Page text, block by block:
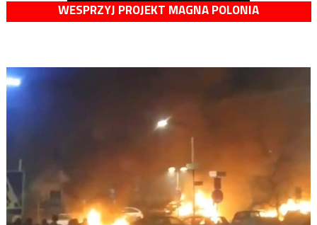
WESPRZYJ PROJEKT MAGNA POLONIA